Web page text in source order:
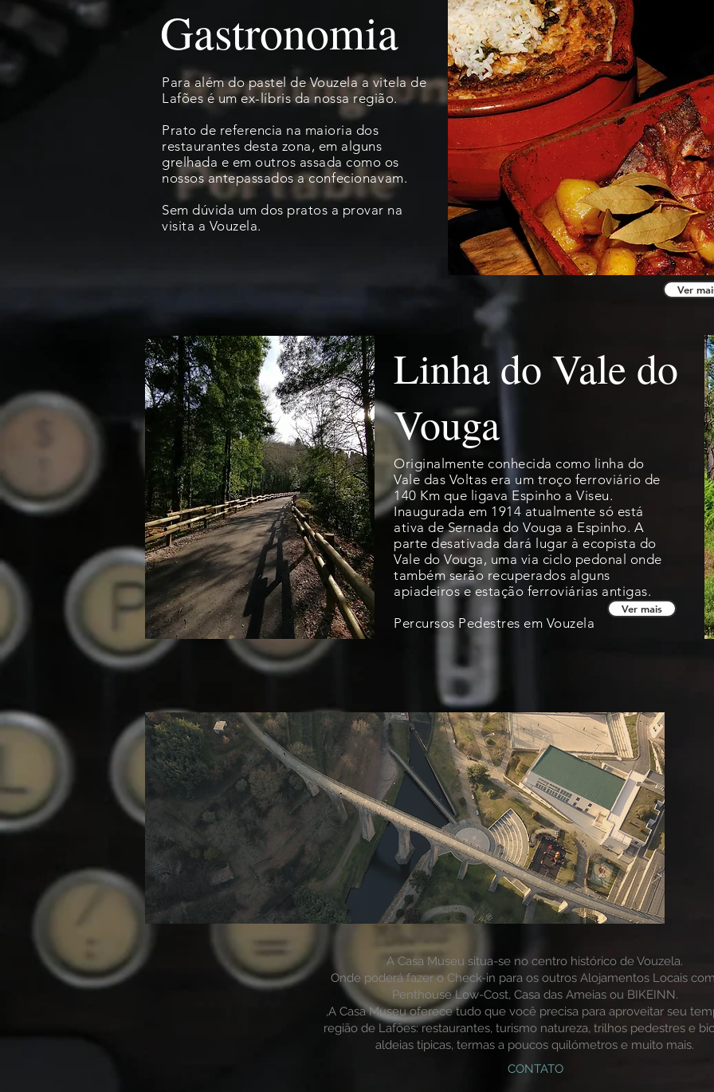
Para além do pastel de Vouzela a vitela de
Lafões é um ex-líbris da nossa região.
Prato de referencia na maioria dos
restaurantes desta zona, em alguns
grelhada e em outros assada como os
nossos antepassados aconfecionavam.
Sem dúvida um dos pratos a provar na
visita a Vouzela.
Gastronomia
Ver
Ver mais
Linha do Vale do
Vouga
Originalmente conhecida como linha do
Vale das Voltas era um troço ferroviário de
140 Km que ligava Espinho a Viseu.
Inaugurada em 1914 atualmente só está
ativa de Sernada do Vouga a Espinho. A
parte desativada dará lugar à ecopista do
Vale do Vouga, uma via ciclo pedonal onde
também serão recuperados alguns
apiadeiros e estação ferroviárias antigas.
Percursos Pedestres em Vouzela
A Casa Museu situa-se no centro histórico de Vouzela.
Onde poderá fazer o Check-in para os outros Alojamentos Locais
Penthouse Low-Cost, Casa das Ameias ou BIKEINN.
,A Casa Museu oferece tudo que você precisa para aproveitar seu
região de Lafões: restaurantes, turismo natureza, trilhos pedestres e
aldeias tipicas, termas a poucos quilómetros e muito mais.
CONTATO